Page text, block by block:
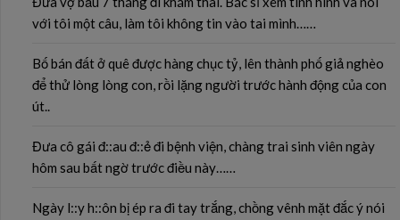
với tôi một câu, làm tôi không tin vào tai mình……
Bố bán đất ở quê được hàng chục tỷ, lên thành phố giả nghèo
để thử lòng lòng con, rồi lặng người trước hành động của con
út..
Đưa cô gái đ::au đ::ẻ đi bệnh viện, chàng trai sinh viên ngày
hôm sau bất ngờ trước điều này……
Ngày l::y h::ôn bị ép ra đi tay trắng, chồng vênh mặt đắc ý nói